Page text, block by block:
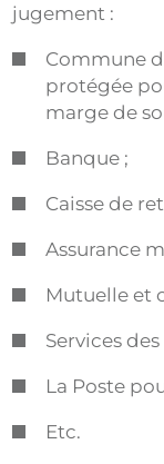
jugement :
Commune
protégée
marge de
Banque ;
Caisse de
Assurance
Mutuelle et
Services
La Poste
Etc.